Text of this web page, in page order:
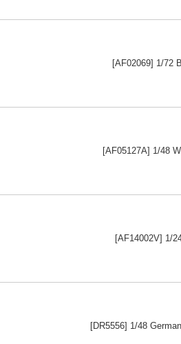
[AF02069] 1/72
[AF05127A] 1/48
[AF14002V] 1/
[DR5556] 1/48